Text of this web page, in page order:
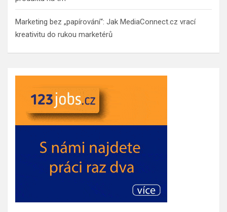
Marketing bez „papírování“: Jak MediaConnect.cz vrací
kreativitu do rukou marketérů